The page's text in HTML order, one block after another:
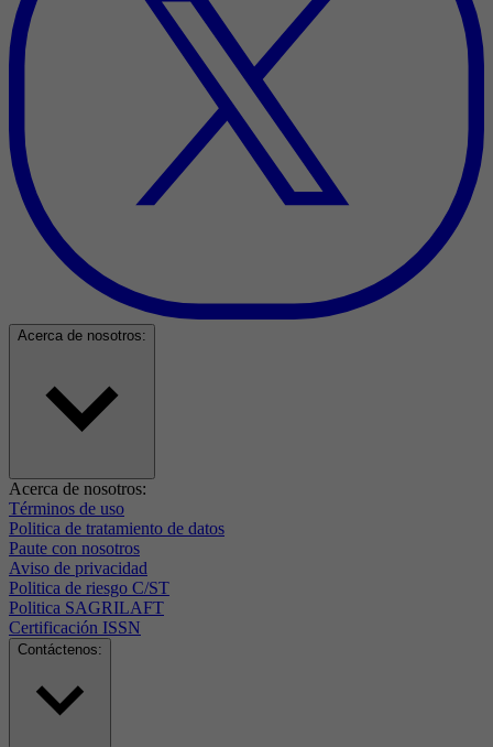
Acerca de nosotros:
Acerca de nosotros:
Términos de uso
Politica de tratamiento de datos
Paute con nosotros
Aviso de privacidad
Politica de riesgo C/ST
Politica SAGRILAFT
Certificación ISSN
Contáctenos: